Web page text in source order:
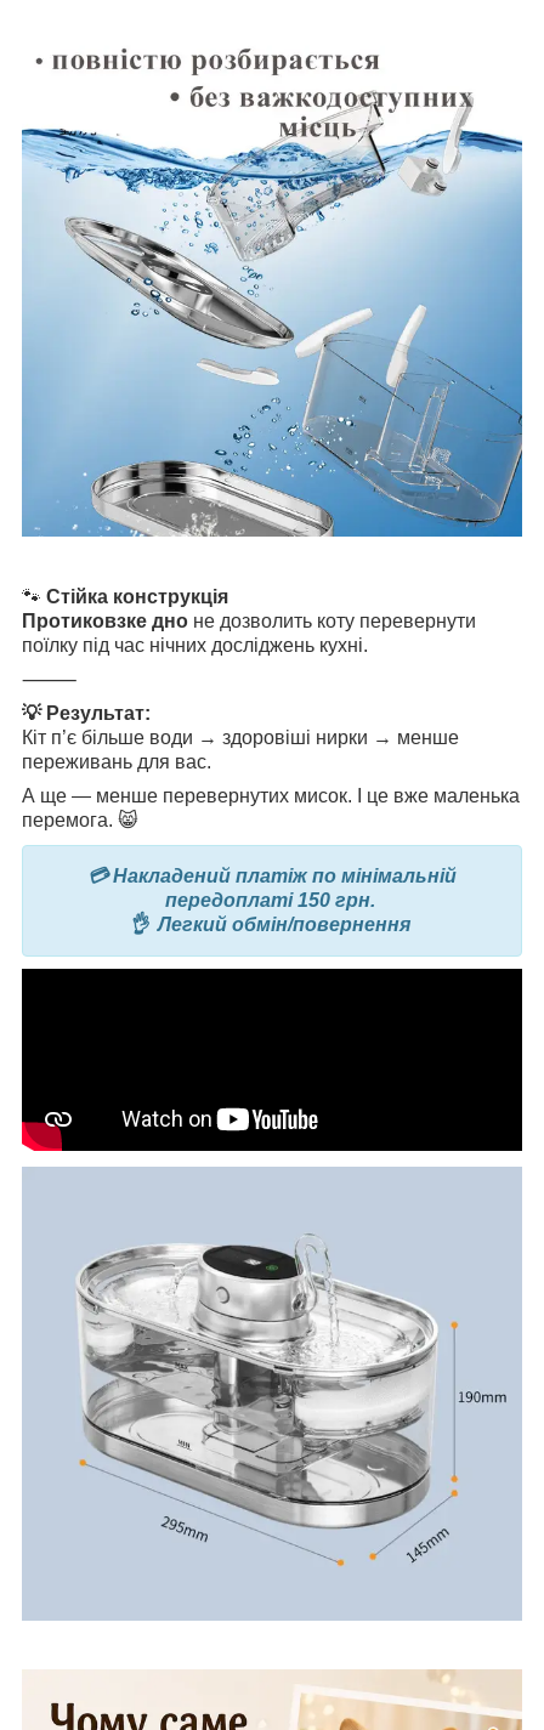
🐾 Стійка конструкція
Протиковзке дно не дозволить коту перевернути
поїлку під час нічних досліджень кухні.
⸻
💡 Результат:
Кіт п’є більше води → здоровіші нирки → менше
переживань для вас.
А ще — менше перевернутих мисок. І це вже маленька
перемога. 😸
💳 Накладений платіж по мінімальній
передоплаті 150 грн.
👌 Легкий обмін/повернення